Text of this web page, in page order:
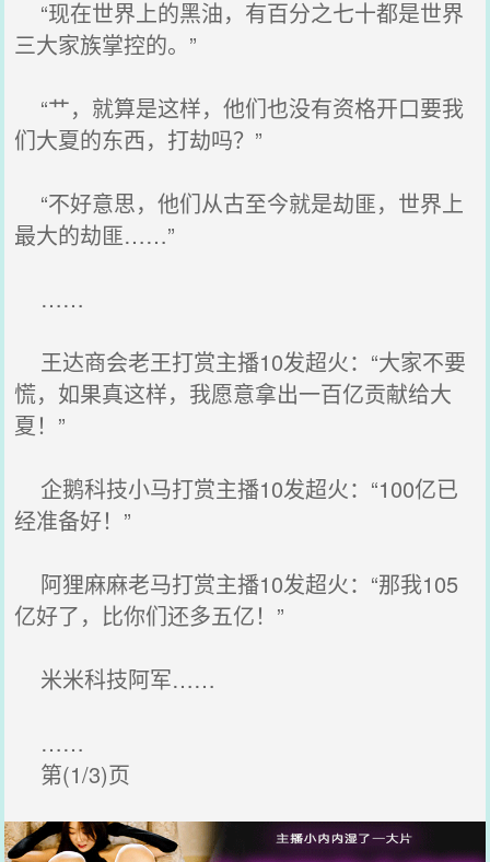
“现在世界上的黑油，有百分之七十都是世界
三大家族掌控的。”
“艹，就算是这样，他们也没有资格开口要我
们大夏的东西，打劫吗？”
“不好意思，他们从古至今就是劫匪，世界上
最大的劫匪……”
……
王达商会老王打赏主播10发超火：“大家不要
慌，如果真这样，我愿意拿出一百亿贡献给大
夏！”
企鹅科技小马打赏主播10发超火：“100亿已
经准备好！”
阿狸麻麻老马打赏主播10发超火：“那我105
亿好了，比你们还多五亿！”
米米科技阿军……
……
第(1/3)页